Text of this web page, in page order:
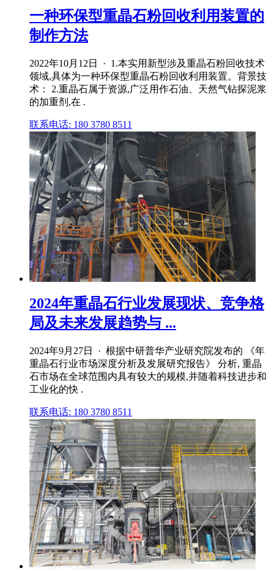
一种环保型重晶石粉回收利用装置的
制作方法
2022年10月12日 · 1.本实用新型涉及重晶石粉回收技术
领域,具体为一种环保型重晶石粉回收利用装置。背景技
术： 2.重晶石属于资源,广泛用作石油、天然气钻探泥浆
的加重剂,在 .
联系电话: 180 3780 8511
2024年重晶石行业发展现状、竞争格
局及未来发展趋势与 ...
2024年9月27日 · 根据中研普华产业研究院发布的 《年
重晶石行业市场深度分析及发展研究报告》 分析, 重晶
石市场在全球范围内具有较大的规模,并随着科技进步和
工业化的快 .
联系电话: 180 3780 8511